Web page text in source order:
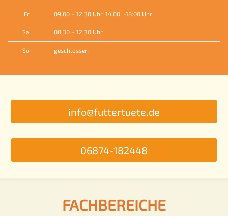
Fr 09.00 – 12:30 Uhr, 14:00 -18:00 Uhr
Sa 08:30 – 12:30 Uhr
So geschlossen
info@futtertuete.de
06874-182448
FACHBEREICHE